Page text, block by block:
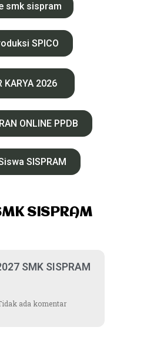
smk sispram
SPICO
KARYA 2026
ONLINE PPDB
SISPRAM
SISPRAM
SMK SISPRAM
ada komentar